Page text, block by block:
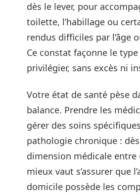
dès le lever, pour
toilette, l’habillage ou
rendus difficiles par l’âge
Ce constat façonne le
privilégier, sans excès ni
Votre état de santé pèse
balance. Prendre les
gérer des soins
pathologie chronique :
dimension médicale entre
mieux vaut s’assurer que
domicile possède les